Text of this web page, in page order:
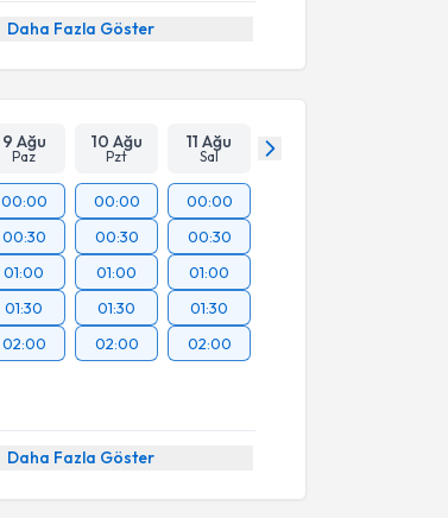
Daha Fazla Göster
9 Ağu
Paz
10 Ağu
Pzt
11 Ağu
Sal
00:00
00:30
01:00
01:30
02:00
00:00
00:30
01:00
01:30
02:00
00:00
00:30
01:00
01:30
02:00
Daha Fazla Göster